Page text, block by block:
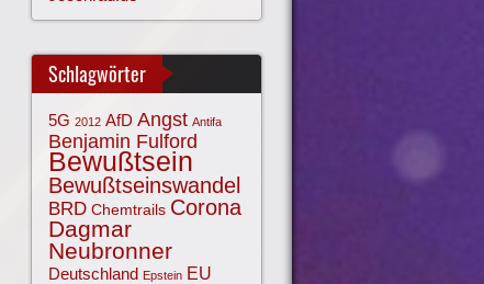
Schlagwörter
5G 2012 AfD Angst Antifa
Benjamin Fulford
Bewußtsein
Bewußtseinswandel
BRD Chemtrails Corona
Dagmar
Neubronner
Deutschland Epstein EU